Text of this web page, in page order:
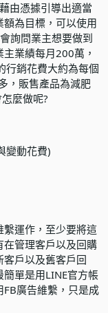
由憑據引導出適當
為目標，可以使用
詢問業主想要做到
業績每月200萬，
行銷花費大約為每個
，販售產品為減肥
麼做呢?
變動花費)
運作，至少要將這
管理客戶以及回購
戶以及舊客戶回
單是用LINE官方帳
廣告維繫，只是成